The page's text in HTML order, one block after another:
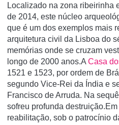
Localizado na zona ribeirinha
de 2014, este núcleo
que é um dos exemplos mais
arquitetura civil da Lisboa do
memórias onde se cruzam
longo de 2000 anos.A Casa
1521 e 1523, por ordem de
segundo Vice-Rei da Índia e
Francisco de Arruda. Na
sofreu profunda
reabilitação, sob o patrocínio